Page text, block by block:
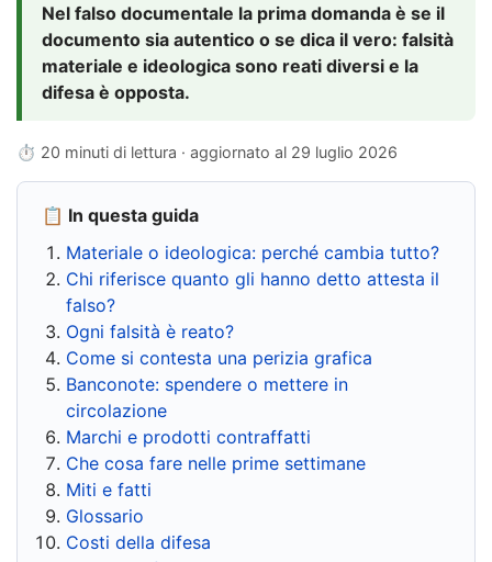
Nel falso documentale la prima domanda è se il
documento sia autentico o se dica il vero: falsità
materiale e ideologica sono reati diversi e la
difesa è opposta.
⏱ 20 minuti di lettura · aggiornato al 29 luglio 2026
📋 In questa guida
Materiale o ideologica: perché cambia tutto?
Chi riferisce quanto gli hanno detto attesta il
falso?
Ogni falsità è reato?
Come si contesta una perizia grafica
Banconote: spendere o mettere in
circolazione
Marchi e prodotti contraffatti
Che cosa fare nelle prime settimane
Miti e fatti
Glossario
Costi della difesa